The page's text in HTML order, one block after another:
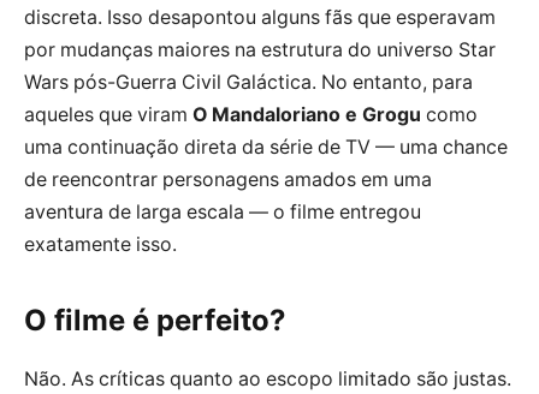
discreta. Isso desapontou alguns fãs que esperavam
por mudanças maiores na estrutura do universo Star
Wars pós-Guerra Civil Galáctica. No entanto, para
aqueles que viram O Mandaloriano e Grogu como
uma continuação direta da série de TV — uma chance
de reencontrar personagens amados em uma
aventura de larga escala — o filme entregou
exatamente isso.
O filme é perfeito?
Não. As críticas quanto ao escopo limitado são justas.